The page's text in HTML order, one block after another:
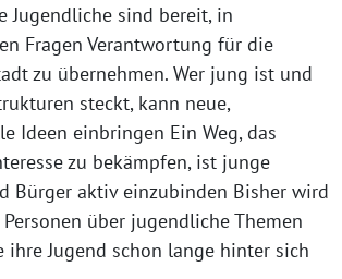
Jugendliche sind bereit, in
Fragen Verantwortung für die
zu übernehmen. Wer jung ist und
steckt, kann neue,
Ideen einbringen Ein Weg, das
zu bekämpfen, ist junge
Bürger aktiv einzubinden Bisher wird
über jugendliche Themen
ihre Jugend schon lange hinter sich